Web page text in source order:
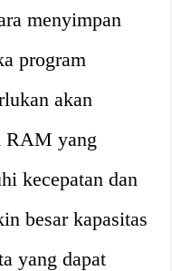
menyimpan
program
akan
RAM yang
kecepatan dan
besar kapasitas
yang dapat